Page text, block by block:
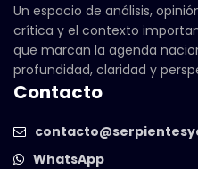
Un espacio de análisis,
crítica y el contexto
que marcan la agenda
profundidad, claridad y
Contacto
WhatsApp